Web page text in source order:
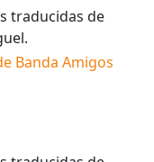
traducidas de
.
Banda Amigos